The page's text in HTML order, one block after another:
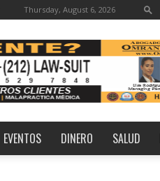
Thursday, August 6, 2026
EVENTOS DINERO SALUD